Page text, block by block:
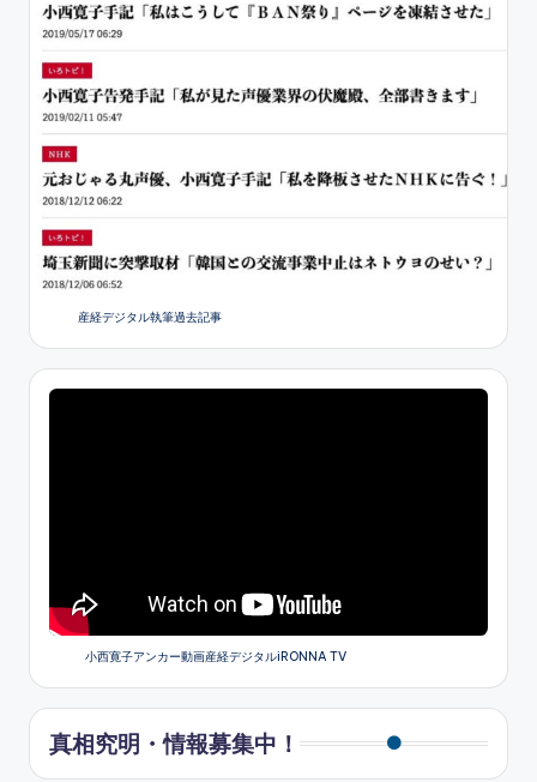
産経デジタル執筆過去記事
小西寛子アンカー動画産経デジタルiRONNA TV
真相究明・情報募集中！